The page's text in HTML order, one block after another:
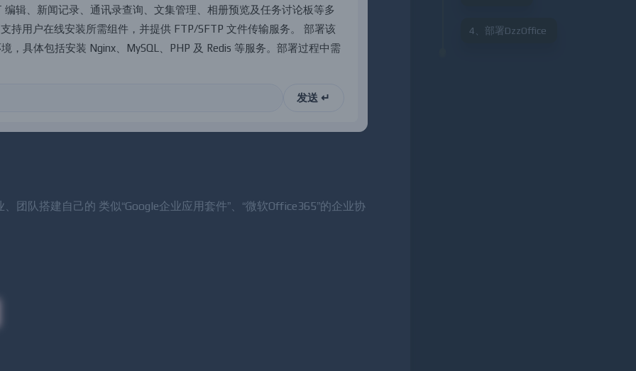
编辑 新闻记录 通讯录查询 文集管理 相册预览及任务讨论板等多
支持用 户在线安装所需组件 ， 并提供 FTP/SFTP 文件传输服务。 部署该
境 ， 具体包括安装 Nginx MySQL PHP 及 Redis 等服务。 部署过程中需
4、部署DzzOffice